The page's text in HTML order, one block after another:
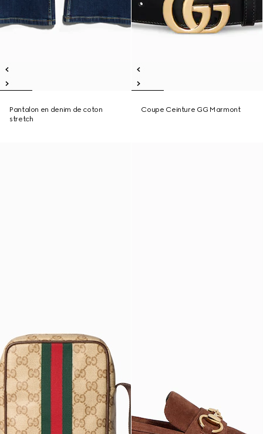
Pantalon en denim de coton
stretch
Coupe Ceinture GG Marmont